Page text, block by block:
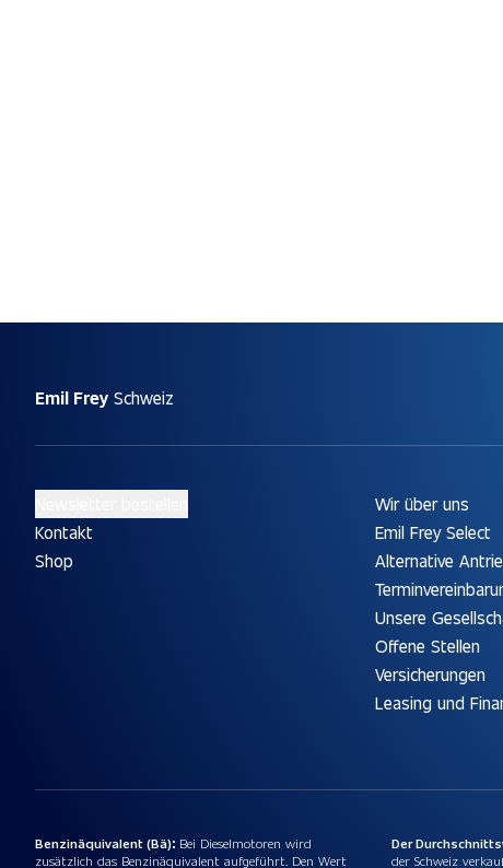
Emil Frey Schweiz
Kontakt
Shop
Wir über uns
Emil Frey Select
Alternative
Unsere
Offene Stellen
Versicherungen
Leasing und
Benzinäquivalent (Bä): Bei Dieselmotoren wird
zusätzlich das Benzinäquivalent aufgeführt. Den Wert
Der
der Schweiz